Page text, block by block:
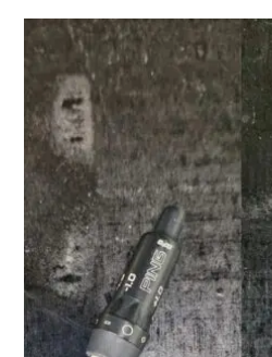
฿15,900.00.฿7,900.00.